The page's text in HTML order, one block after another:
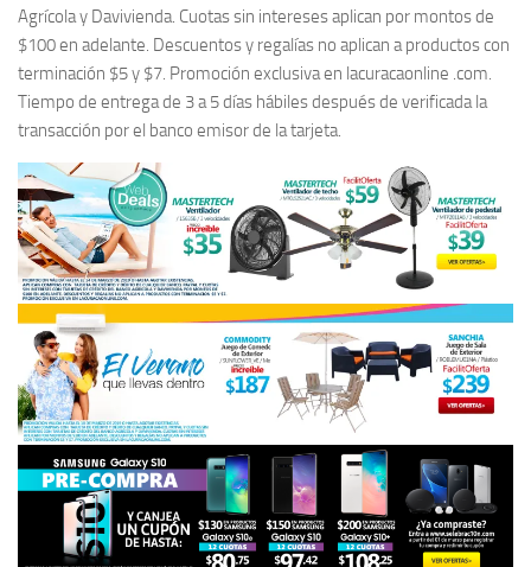
Agrícola y Davivienda. Cuotas sin intereses aplican por montos de
$100 en adelante. Descuentos y regalías no aplican a productos con
terminación $5 y $7. Promoción exclusiva en lacuracaonline .com.
Tiempo de entrega de 3 a 5 días hábiles después de verificada la
transacción por el banco emisor de la tarjeta.